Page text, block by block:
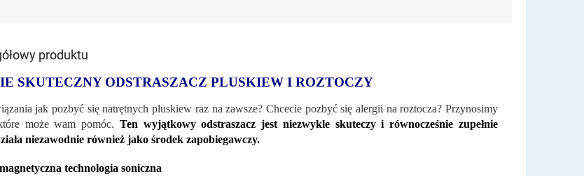
produktu
SKUTECZNY ODSTRASZACZ PLUSKIEW I ROZTOCZY
jak pozbyć się natrętnych pluskiew raz na zawsze? Chcecie pozbyć się alergii na roztocza? Przynosimy
może wam pomóc. Ten wyjątkowy odstraszacz jest niezwykle skuteczy i równocześnie zupełnie
niezawodnie również jako środek zapobiegawczy.
technologia soniczna